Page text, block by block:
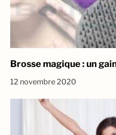
Brosse magique : un
12 novembre 2020